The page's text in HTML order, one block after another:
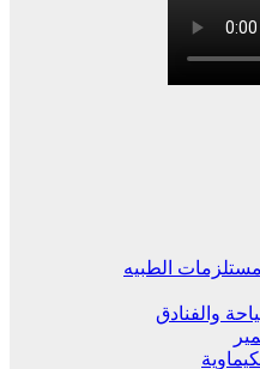
الطبيه
والفنادق